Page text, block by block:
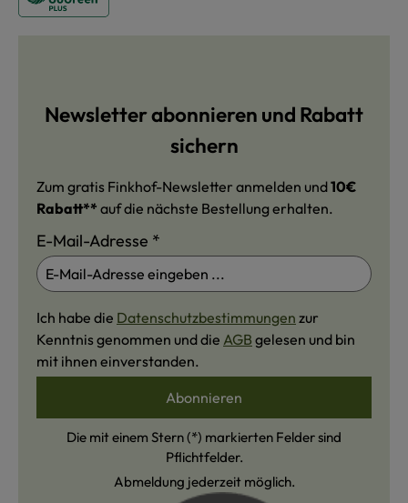
Newsletter abonnieren und Rabatt
sichern
Zum gratis Finkhof-Newsletter anmelden und10€
Rabatt** auf die nächste Bestellung erhalten.
E-Mail-Adresse *
Ich habe die Datenschutzbestimmungen zur
Kenntnis genommen und die AGB gelesen und bin
mit ihnen einverstanden.
Abonnieren
Die mit einem Stern (*) markierten Felder sind
Pflichtfelder.
Abmeldung jederzeit möglich.